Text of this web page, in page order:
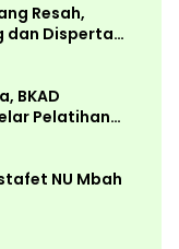
Resah,
dan Disperta
BKAD
Pelatihan
NU Mbah